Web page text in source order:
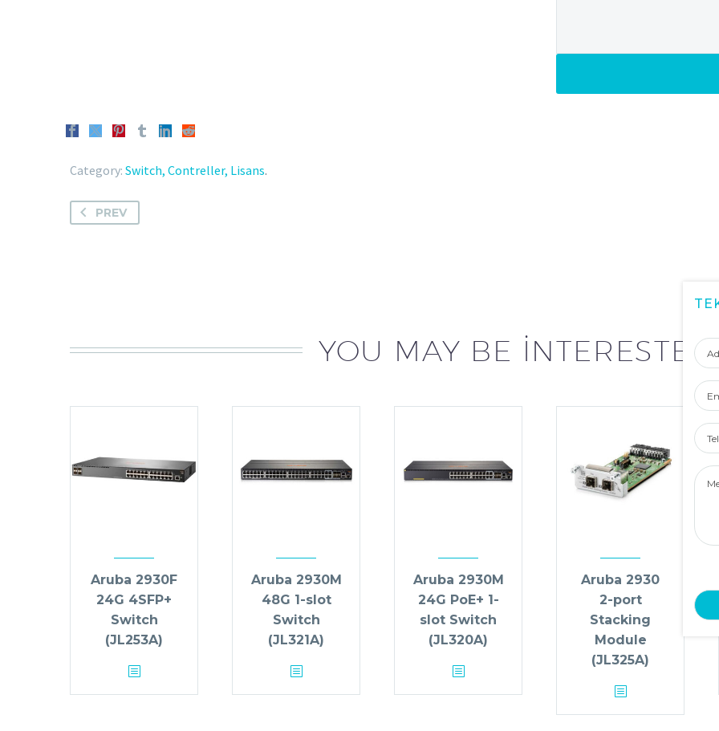
Category: Switch, Contreller, Lisans.
PREV
YOU MAY BE
Aruba 2930F
24G 4SFP+
Switch
(JL253A)
Aruba 2930M
48G 1-slot
Switch
(JL321A)
Aruba 2930M
24G PoE+ 1-
slot Switch
(JL320A)
Aruba 2930
2-port
Stacking
Module
(JL325A)